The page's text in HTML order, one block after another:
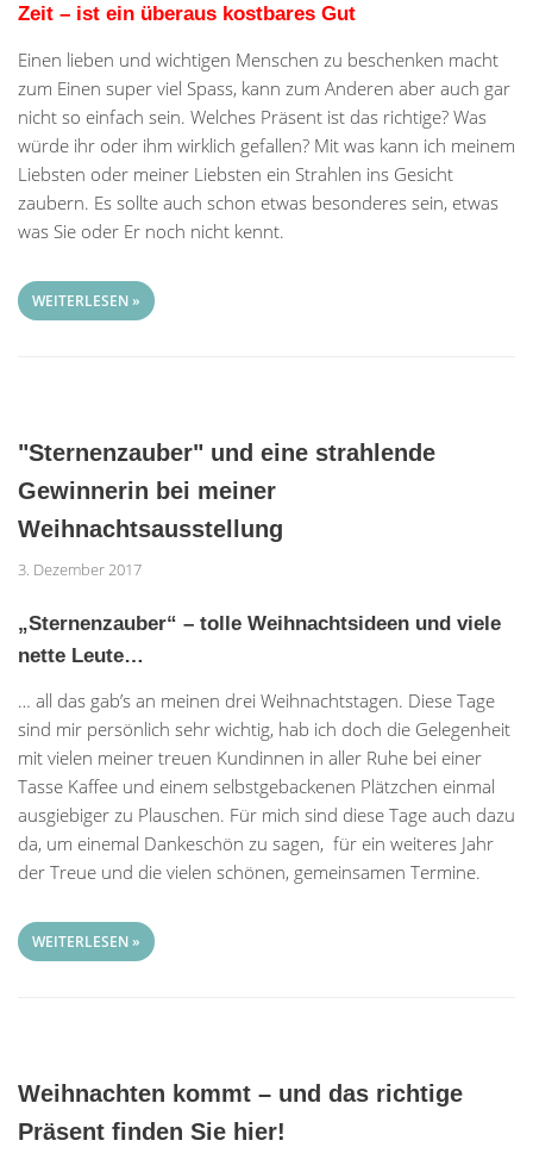
Zeit – ist ein überaus kostbares Gut
Einen lieben und wichtigen Menschen zu beschenken macht
zum Einen super viel Spass, kann zum Anderen aber auch gar
nicht so einfach sein. Welches Präsent ist das richtige? Was
würde ihr oder ihm wirklich gefallen? Mit was kann ich meinem
Liebsten oder meiner Liebsten ein Strahlen ins Gesicht
zaubern. Es sollte auch schon etwas besonderes sein, etwas
was Sie oder Er noch nicht kennt.
WEITERLESEN »
"Sternenzauber" und eine strahlende
Gewinnerin bei meiner
Weihnachtsausstellung
3. Dezember 2017
„Sternenzauber“ – tolle Weihnachtsideen und viele
nette Leute…
… all das gab’s an meinen drei Weihnachtstagen. Diese Tage
sind mir persönlich sehr wichtig, hab ich doch die Gelegenheit
mit vielen meiner treuen Kundinnen in aller Ruhe bei einer
Tasse Kaffee und einem selbstgebackenen Plätzchen einmal
ausgiebiger zu Plauschen. Für mich sind diese Tage auch dazu
da, um einemal Dankeschön zu sagen, für ein weiteres Jahr
der Treue und die vielen schönen, gemeinsamen Termine.
WEITERLESEN »
Weihnachten kommt – und das richtige
Präsent finden Sie hier!